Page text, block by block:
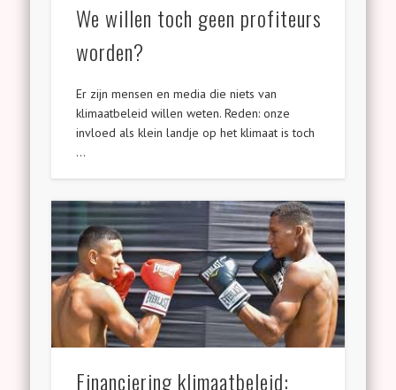
We willen toch geen profiteurs
worden?
Er zijn mensen en media die niets van
klimaatbeleid willen weten. Reden: onze
invloed als klein landje op het klimaat is toch
…
Financiering klimaatbeleid: